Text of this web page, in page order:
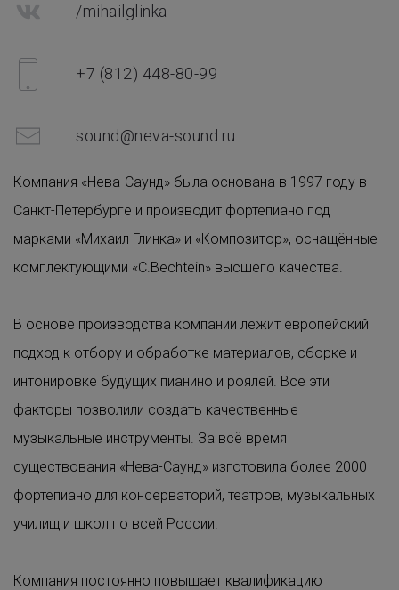
/mihailglinka
+7 (812) 448-80-99
sound@neva-sound.ru
Компания «Нева-Саунд» была основана в 1997 году в
Санкт-Петербурге и производит фортепиано под
марками «Михаил Глинка» и «Композитор», оснащённые
комплектующими «C.Bechtein» высшего качества.
В основе производства компании лежит европейский
подход к отбору и обработке материалов, сборке и
интонировке будущих пианино и роялей. Все эти
факторы позволили создать качественные
музыкальные инструменты. За всё время
существования «Нева-Саунд» изготовила более 2000
фортепиано для консерваторий, театров, музыкальных
училищ и школ по всей России.
Компания постоянно повышает квалификацию